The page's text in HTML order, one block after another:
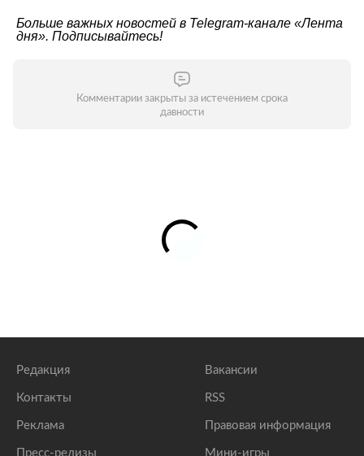
Больше важных новостей в Telegram-канале «Лента
дня». Подписывайтесь!
Комментарии закрыты за истечением срока
давности
Редакция
Контакты
Реклама
Пресс-релизы
Вакансии
RSS
Правовая информация
Мини-игры